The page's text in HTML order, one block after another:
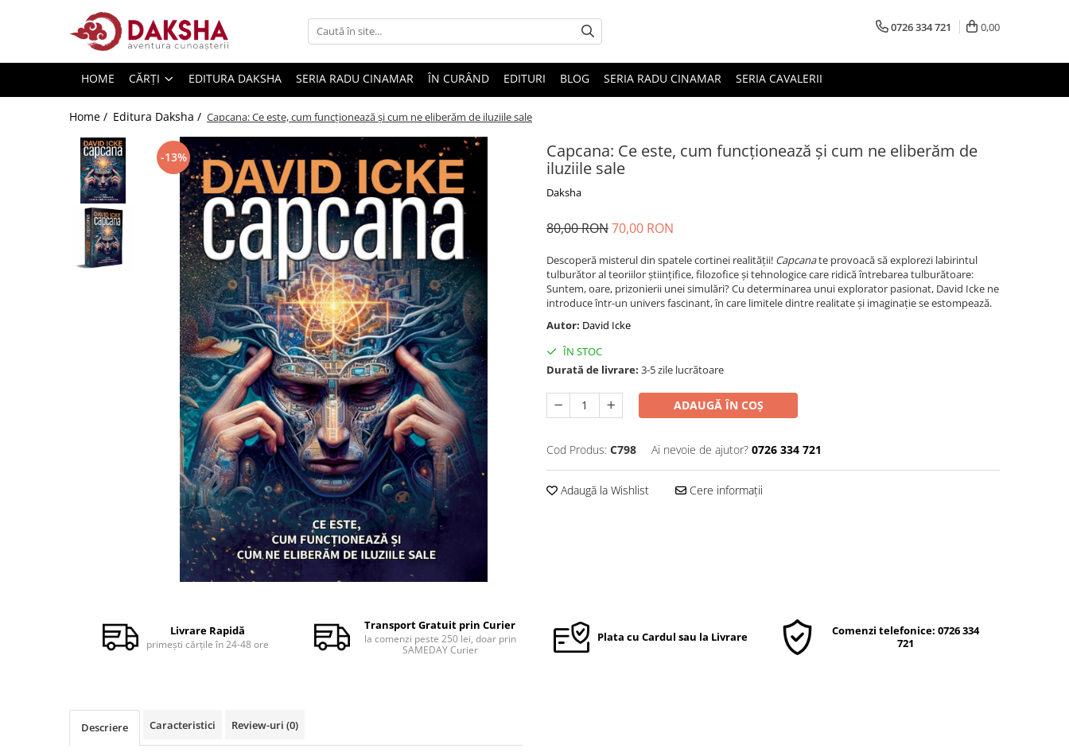
Editura Daksha
Seria Radu Cinamar
Seria Anton Parks
Seria David Icke
Seria Immanuel Velikovsky
Viata după moarte
0726 334 721 0,00
HOME CĂRȚI EDITURA DAKSHA SERIA RADU CINAMAR ÎN CURÂND EDITURI BLOG SERIA RADU CINAMAR SERIA CAVALERII
Home / Editura Daksha / Capcana: Ce este, cum funcționează și cum ne eliberăm de iluziile sale
Capcana: Ce este, cum funcționează și cum ne eliberăm de
iluziile sale
Daksha
-13%
Facebook
80,00 RON70,00 RON
Descoperă misterul din spatele cortinei realității! Capcanate provoacă să explorezi labirintul
tulburător al teoriilor științifice, filozofice și tehnologice care ridică întrebarea tulburătoare:
Suntem, oare, prizonierii unei simulări? Cu determinarea unui explorator pasionat, David Icke ne
introduce într-un univers fascinant, în care limitele dintre realitate și imaginație se estompează.
Autor: David Icke
ÎN STOC
Durată de livrare: 3-5 zile lucrătoare
ADAUGĂ ÎN COȘ
Cod Produs: C798 Ai nevoie de ajutor? 0726 334 721
Adaugă la Wishlist Cere informații
Livrare Rapidă
primești cărțile în 24-48 ore
Transport Gratuit prin Curier
la comenzi peste 250 lei, doar prin
SAMEDAY Curier
Plata cu Cardul sau la Livrare
Comenzi telefonice: 0726 334
721
Descriere Caracteristici Review-uri (0)